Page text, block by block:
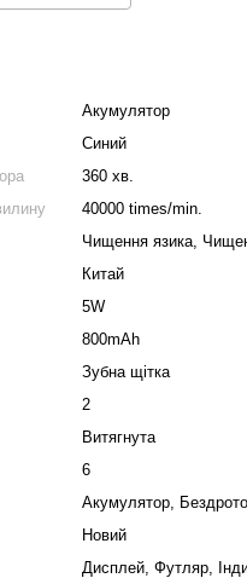
Акумулятор
Синий
360 хв.
40000 times/min.
Чищення язика,
Китай
5W
800mAh
Зубна щітка
2
Витягнута
6
Акумулятор,
Новий
Дисплей, Футляр,